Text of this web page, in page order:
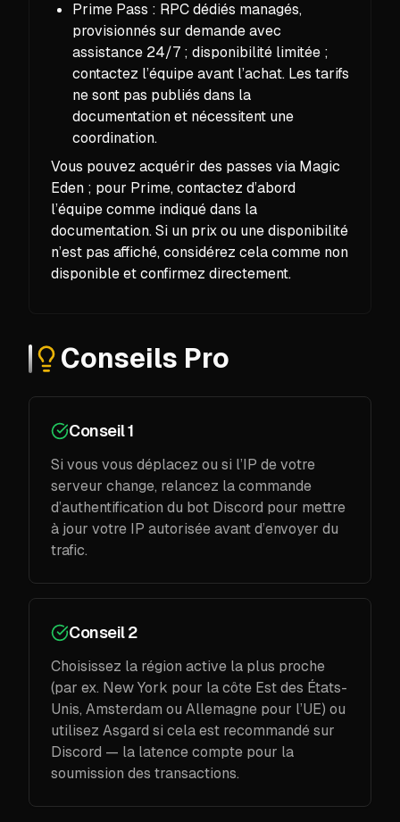
Prime Pass : RPC dédiés managés,
provisionnés sur demande avec
assistance 24/7 ; disponibilité limitée ;
contactez l’équipe avant l’achat. Les tarifs
ne sont pas publiés dans la
documentation et nécessitent une
coordination.
Vous pouvez acquérir des passes via Magic
Eden ; pour Prime, contactez d’abord
l’équipe comme indiqué dans la
documentation. Si un prix ou une disponibilité
n’est pas affiché, considérez cela comme non
disponible et confirmez directement.
Conseils Pro
Conseil 1
Si vous vous déplacez ou si l’IP de votre
serveur change, relancez la commande
d’authentification du bot Discord pour mettre
à jour votre IP autorisée avant d’envoyer du
trafic.
Conseil 2
Choisissez la région active la plus proche
(par ex. New York pour la côte Est des États-
Unis, Amsterdam ou Allemagne pour l’UE) ou
utilisez Asgard si cela est recommandé sur
Discord — la latence compte pour la
soumission des transactions.